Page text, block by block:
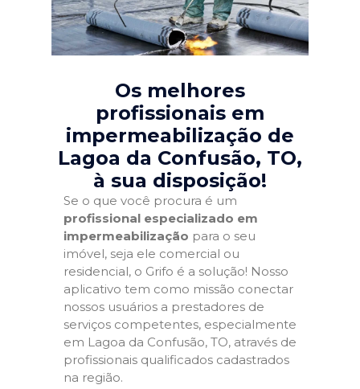
Os melhores
profissionais em
impermeabilização de
Lagoa da Confusão, TO,
à sua disposição!
Se o que você procura é um
profissional especializado em
impermeabilização para o seu
imóvel, seja ele comercial ou
residencial, o Grifo é a solução! Nosso
aplicativo tem como missão conectar
nossos usuários a prestadores de
serviços competentes, especialmente
em Lagoa da Confusão, TO, através de
profissionais qualificados cadastrados
na região.